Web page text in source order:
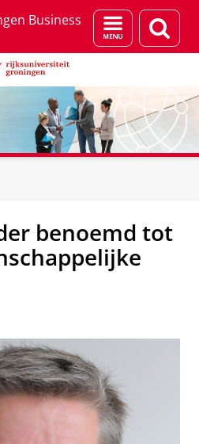
Business
Menu
en
benoemd tot